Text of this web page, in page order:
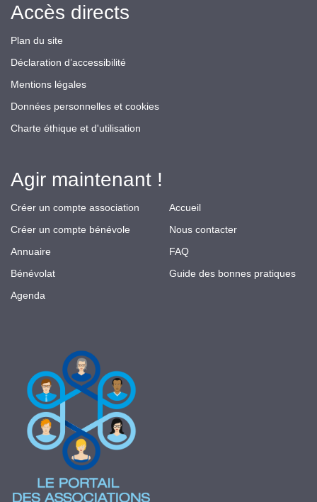
Accès directs
Plan du site
Déclaration d’accessibilité
Mentions légales
Données personnelles et cookies
Charte éthique et d'utilisation
Agir maintenant !
Créer un compte association
Créer un compte bénévole
Annuaire
Bénévolat
Agenda
Accueil
Nous contacter
FAQ
Guide des bonnes pratiques